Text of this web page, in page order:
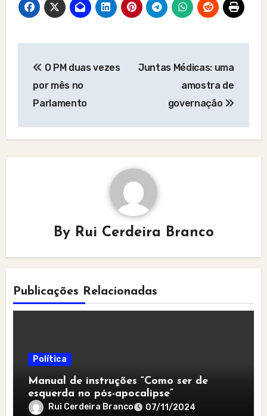
navigation
O PM duas vezes
por mês no
Parlamento
Juntas Médicas: uma
amostra de
governação
By Rui Cerdeira Branco
Publicações Relacionadas
Política
Manual de instruções “Como ser de
esquerda no pós-apocalipse”
Rui Cerdeira Branco 07/11/2024